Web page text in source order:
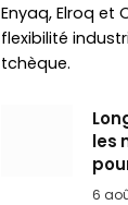
Enyaq, Elroq et
flexibilité
tchèque.
les
6